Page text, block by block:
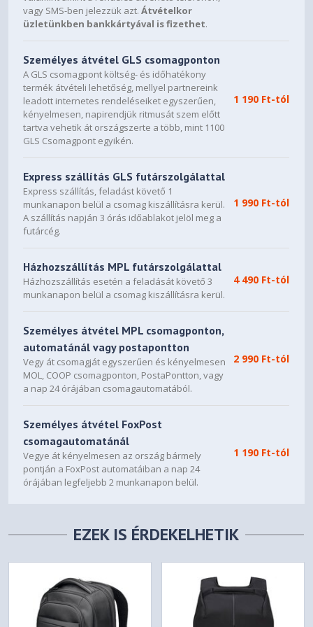
vagy SMS-ben jelezzük azt.Átvételkor
üzletünkben bankkártyával is fizethet.
Személyes átvétel GLS csomagponton
A GLS csomagpont költség- és időhatékony
termék átvételi lehetőség, mellyel partnereink
leadott internetes rendeléseiket egyszerűen,
kényelmesen, napirendjük ritmusát szem előtt
tartva vehetik át országszerte a több, mint 1100
GLS Csomagpont egyikén.
1 190 Ft-tól
Express szállítás GLS futárszolgálattal
Express szállítás, feladást követő 1
munkanapon belül a csomag kiszállításra kerül.
A szállítás napján 3 órás időablakot jelöl meg a
futárcég.
1 990 Ft-tól
Házhozszállítás MPL futárszolgálattal
Házhozszállítás esetén a feladását követő 3
munkanapon belül a csomag kiszállításra kerül.
4 490 Ft-tól
Személyes átvétel MPL csomagponton,
automatánál vagy postapontton
Vegy át csomagját egyszerűen és kényelmesen
MOL, COOP csomagponton, PostaPontton, vagy
a nap 24 órájában csomagautomatából.
2 990 Ft-tól
Személyes átvétel FoxPost
csomagautomatánál
Vegye át kényelmesen az ország bármely
pontján a FoxPost automatáiban a nap 24
órájában legfeljebb 2 munkanapon belül.
1 190 Ft-tól
EZEK IS ÉRDEKELHETIK